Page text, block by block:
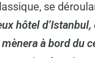
se
hôtel
à bord du